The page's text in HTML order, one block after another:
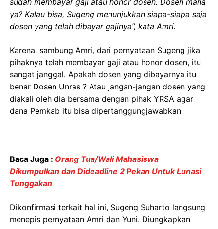
sudah membayar gaji atau honor dosen. Dosen mana
ya? Kalau bisa, Sugeng menunjukkan siapa-siapa saja
dosen yang telah dibayar gajinya”, kata Amri.
Karena, sambung Amri, dari pernyataan Sugeng jika
pihaknya telah membayar gaji atau honor dosen, itu
sangat janggal. Apakah dosen yang dibayarnya itu
benar Dosen Unras ? Atau jangan-jangan dosen yang
diakali oleh dia bersama dengan pihak YRSA agar
dana Pemkab itu bisa dipertanggungjawabkan.
Baca Juga : Orang Tua/Wali Mahasiswa
Dikumpulkan dan Dideadline 2 Pekan Untuk Lunasi
Tunggakan
Dikonfirmasi terkait hal ini, Sugeng Suharto langsung
menepis pernyataan Amri dan Yuni. Diungkapkan